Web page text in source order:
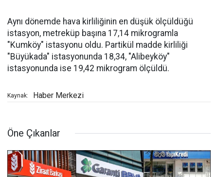
Aynı dönemde hava kirliliğinin en düşük ölçüldüğü
istasyon, metreküp başına 17,14 mikrogramla
"Kumköy" istasyonu oldu. Partikül madde kirliliği
"Büyükada" istasyonunda 18,34, "Alibeyköy"
istasyonunda ise 19,42 mikrogram ölçüldü.
Kaynak: Haber Merkezi
Öne Çıkanlar